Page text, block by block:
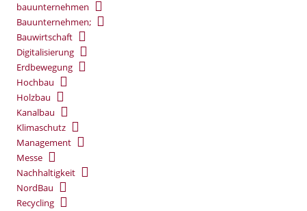
bauunternehmen
Bauunternehmen;
Bauwirtschaft
Digitalisierung
Erdbewegung
Hochbau
Holzbau
Kanalbau
Klimaschutz
Management
Messe
Nachhaltigkeit
NordBau
Recycling